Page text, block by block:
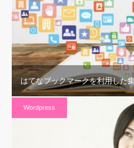
はてなブックマークを利用した
Wordpress